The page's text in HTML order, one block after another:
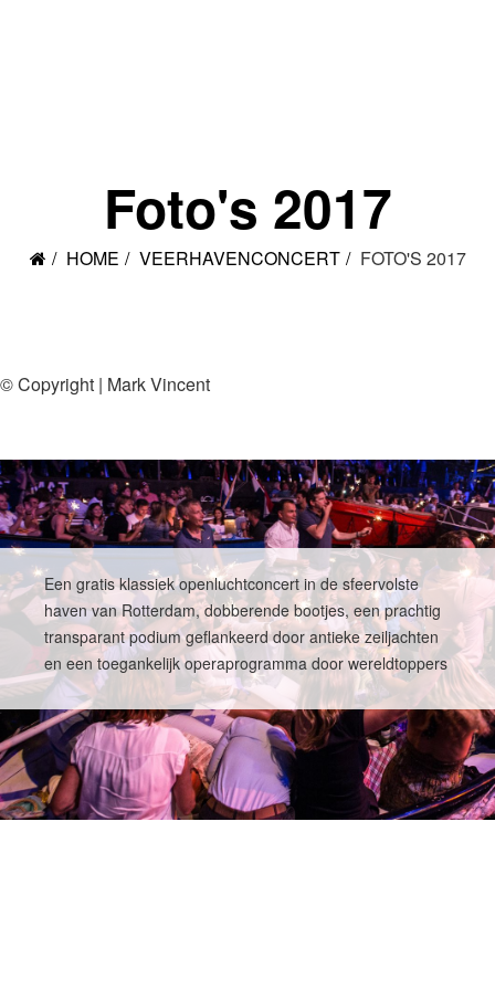
Foto's 2017
HOME VEERHAVENCONCERT FOTO'S 2017
© Copyright | Mark Vincent
Een gratis klassiek openluchtconcert in de sfeervolste
haven van Rotterdam, dobberende bootjes, een prachtig
transparant podium geflankeerd door antieke zeiljachten
en een toegankelijk operaprogramma door wereldtoppers